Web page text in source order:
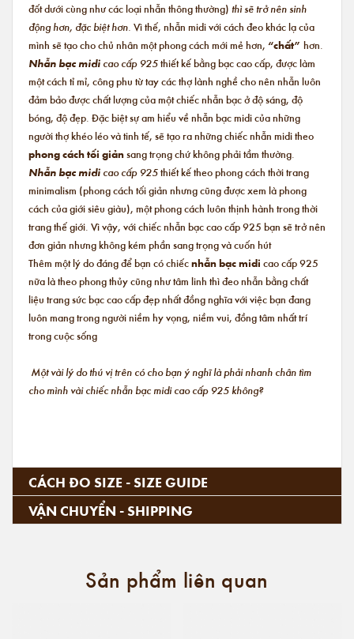
đốt dưới cùng như các loại nhẫn thông thường) thì sẽ trở nên sinh
động hơn, đặc biệt hơn. Vì thế, nhẫn midi với cách đeo khác lạ của
mình sẽ tạo cho chủ nhân một phong cách mới mẻ hơn, “chất” hơn.
Nhẫn bạc midi cao cấp 925thiết kế bằng bạc cao cấp, được làm
một cách tỉ mỉ, công phu từ tay các thợ lành nghề cho nên nhẫn luôn
đảm bảo được chất lượng của một chiếc nhẫn bạc ở độ sáng, độ
bóng, độ đẹp. Đặc biệt sự am hiểu về nhẫn bạc midi của những
người thợ khéo léo và tinh tế, sẽ tạo ra những chiếc nhẫn midi theo
phong cách tối giảnsang trọng chứ không phải tầm thường.
Nhẫn bạc midi cao cấp 925thiết kế theo phong cách thời trang
minimalism (phong cách tối giản nhưng cũng được xem là phong
cách của giới siêu giàu), một phong cách luôn thịnh hành trong thời
trang thế giới. Vì vậy, với chiếc nhẫn bạc cao cấp 925 bạn sẽ trở nên
đơn giản nhưng không kém phần sang trọng và cuốn hút
Thêm một lý do đáng để bạn có chiếcnhẫn bạc midi cao cấp 925
nữa là theo phong thủy cũng như tâm linh thì đeo nhẫn bằng chất
liệu trang sức bạc cao cấp đẹp nhất đồng nghĩa với việc bạn đang
luôn mang trong người niềm hy vọng, niềm vui, đồng tâm nhất trí
trong cuộc sống
Một vài lý do thú vị trên có cho bạn ý nghĩ là phải nhanh chân tìm
cho mình vài chiếc nhẫn bạc midi cao cấp 925 không?
CÁCH ĐO SIZE - SIZE GUIDE
VẬN CHUYỂN - SHIPPING
Sản phẩm liên quan